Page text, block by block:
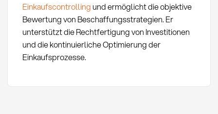
Einkaufscontrolling und ermöglicht die objektive
Bewertung von Beschaffungsstrategien. Er
unterstützt die Rechtfertigung von Investitionen
und die kontinuierliche Optimierung der
Einkaufsprozesse.